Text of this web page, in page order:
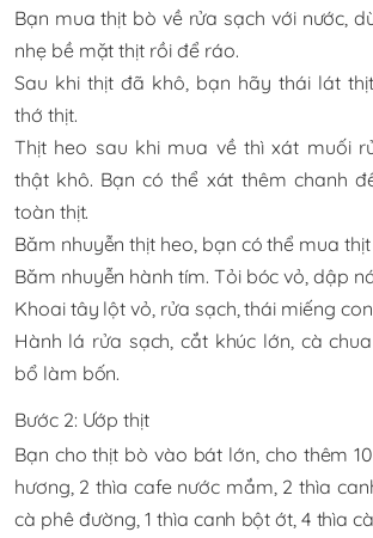
Bạn mua thịt bò về rửa sạch với nước,
nhẹ bề mặt thịt rồi để ráo.
Sau khi thịt đã khô, bạn hãy thái lát
thớ thịt.
Thịt heo sau khi mua về thì xát muối
thật khô. Bạn có thể xát thêm chanh
toàn thịt.
Băm nhuyễn thịt heo, bạn có thể mua
Băm nhuyễn hành tím. Tỏi bóc vỏ, dập
Khoai tây lột vỏ, rửa sạch, thái miếng con
Hành lá rửa sạch, cắt khúc lớn, cà
bổ làm bốn.
Bước 2: Ướp thịt
Bạn cho thịt bò vào bát lớn, cho thêm
hương, 2 thìa cafe nước mắm, 2 thìa
cà phê đường, 1 thìa canh bột ớt, 4 thìa